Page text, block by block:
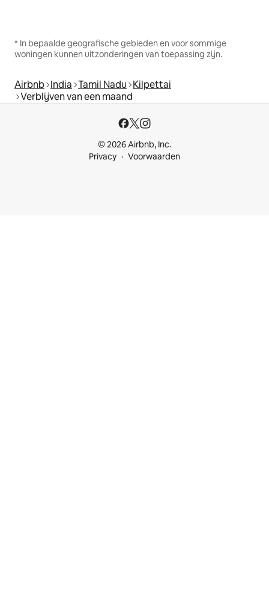
* In bepaalde geografische gebieden en voor sommige
woningen kunnen uitzonderingen van toepassing zijn.
Airbnb India Tamil Nadu Kilpettai
Verblijven van een maand
© 2026 Airbnb, Inc.
Privacy
Voorwaarden